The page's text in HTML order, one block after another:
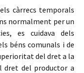
càrrecs temporals
normalment per un
es cuidava dels
béns comunals i de
del dret a la
dret del productor a